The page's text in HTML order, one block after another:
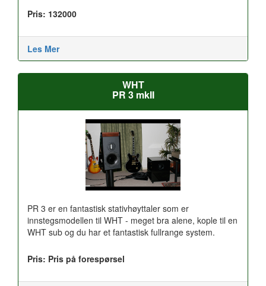
Pris: 132000
Les Mer
WHT
PR 3 mkII
PR 3 er en fantastisk stativhøyttaler som er
innstegsmodellen til WHT - meget bra alene, kople til en
WHT sub og du har et fantastisk fullrange system.
Pris: Pris på forespørsel